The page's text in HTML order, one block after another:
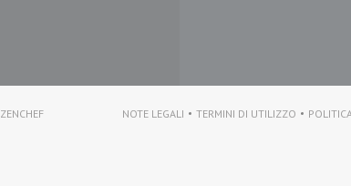
ZENCHEF((APRE UNA NUOVA FINESTRA))
NOTE LEGALI
((APRE UNA NUOVA FINESTRA))
TERMINI DI UTILIZZO
((APRE UNA NUOVA